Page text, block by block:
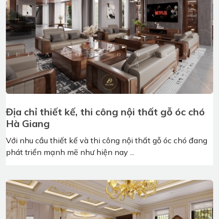
Địa chỉ thiết kế, thi công nội thất gỗ óc chó
Thừa Thiên Huế
Nội thất là một phần vô cùng quan trọng giúp hoàn thiện
vẻ đẹp ngôi nhà. Để có một không gian ...